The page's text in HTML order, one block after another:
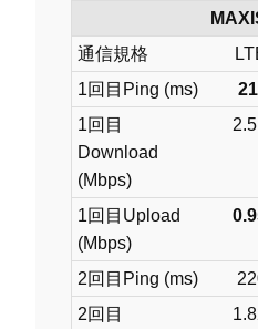
通信規格
1回目Ping (ms)
1回目
Download
(Mbps)
1回目Upload
(Mbps)
2回目Ping (ms)
2回目